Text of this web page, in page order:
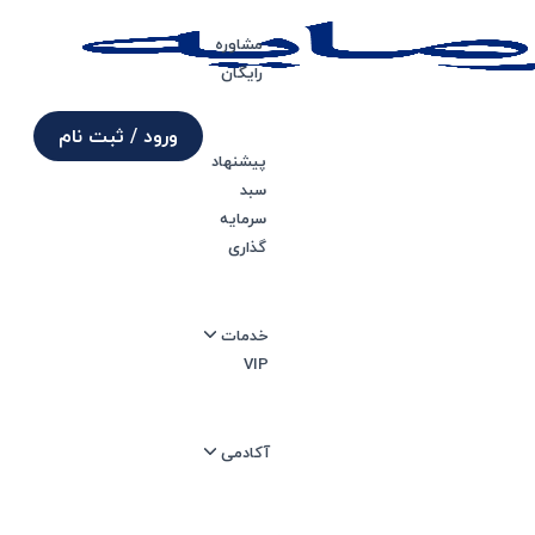
ورود / ثبت نام
مشاوره
رایگان
پیشنهاد
سبد
سرمایه
گذاری
خدمات
VIP
آکادمی
زمان انتشار 27 بهمن 1401